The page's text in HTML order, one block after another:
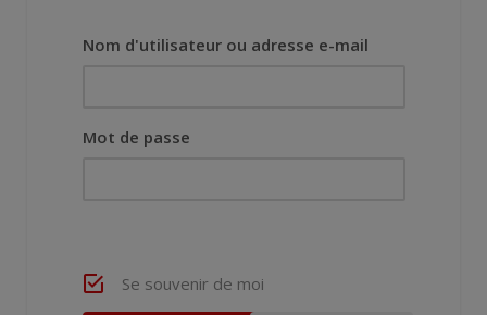
Nom d'utilisateur ou adresse e-mail
Mot de passe
Se souvenir de moi